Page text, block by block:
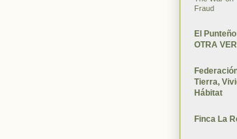
Fraud
El
OTRA
Tierra,
Hábitat
Finca La